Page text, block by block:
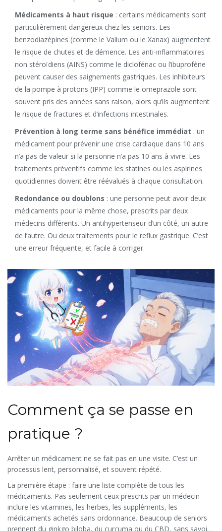
Médicaments à haut risque : certains médicaments sont
particulièrement dangereux chez les seniors. Les
benzodiazépines (comme le Valium ou le Xanax) augmentent
le risque de chutes et de démence. Les anti-inflammatoires
non stéroïdiens (AINS) comme le diclofénac ou l’ibuprofène
peuvent causer des saignements gastriques. Les inhibiteurs
de la pompe à protons (IPP) comme le omeprazole sont
souvent pris des années sans raison, alors qu’ils augmentent
le risque de fractures et d’infections intestinales.
Prévention à long terme sans bénéfice immédiat : un
médicament pour prévenir une crise cardiaque dans 10 ans
n’a pas de valeur si la personne n’a pas 10 ans à vivre. Les
traitements préventifs comme les statines ou les aspirines
quotidiennes doivent être réévalués à chaque consultation.
Redondance ou doublons : une personne peut avoir deux
médicaments pour la même chose, prescrits par deux
médecins différents. Un antihypertenseur d’un côté, un autre
de l’autre. Ou deux traitements pour le reflux gastrique. C’est
une erreur fréquente, et facile à corriger.
Comment ça se passe en
pratique ?
Arrêter un médicament ne se fait pas en une visite. C’est un
processus lent, personnalisé, et souvent répété.
La première étape : faire une liste complète de tous les
médicaments. Pas seulement ceux prescrits par un médecin -
inclure les vitamines, les herbes, les suppléments, les
médicaments achetés sans ordonnance. Beaucoup de seniors
prennent du ginkgo biloba, du curcuma ou du CBD, sans savoir